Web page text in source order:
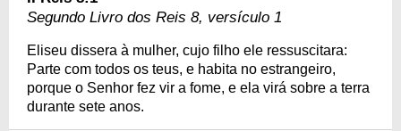
Segundo Livro dos Reis 8, versículo 1
Eliseu dissera à mulher, cujo filho ele ressuscitara:
Parte com todos os teus, e habita no estrangeiro,
porque o Senhor fez vir a fome, e ela virá sobre a terra
durante sete anos.